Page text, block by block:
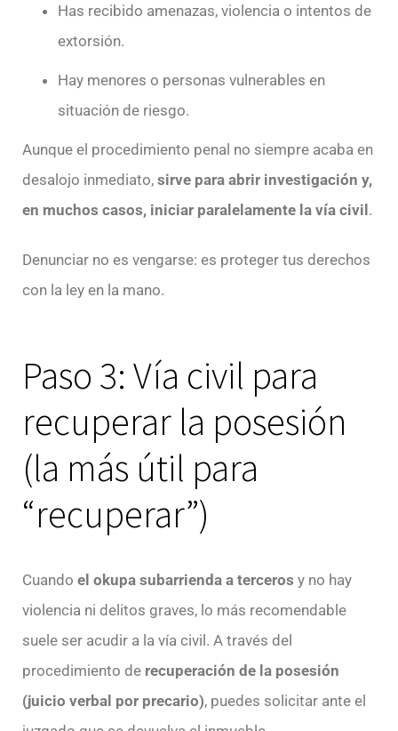
Has recibido amenazas, violencia o intentos de
extorsión.
Hay menores o personas vulnerables en
situación de riesgo.
Aunque el procedimiento penal no siempre acaba en
desalojo inmediato, sirve para abrir investigación y,
en muchos casos, iniciar paralelamente la vía civil.
Denunciar no es vengarse: es proteger tus derechos
con la ley en la mano.
Paso 3: Vía civil para
recuperar la posesión
(la más útil para
“recuperar”)
Cuando el okupa subarrienda a terceros y no hay
violencia ni delitos graves, lo más recomendable
suele ser acudir a la vía civil. A través del
procedimiento de recuperación de la posesión
(juicio verbal por precario), puedes solicitar ante el